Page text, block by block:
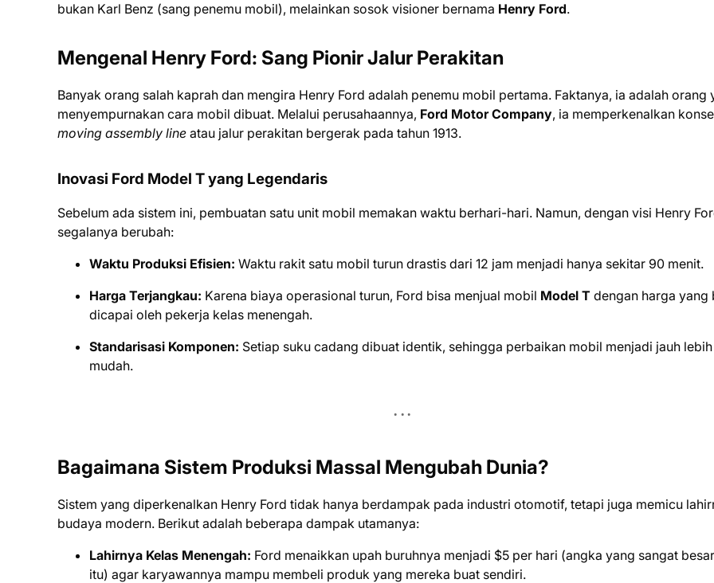
bukan Karl Benz (sang penemu mobil), melainkan sosok visioner bernama Henry Ford.
Mengenal Henry Ford: Sang Pionir Jalur Perakitan
Banyak orang salah kaprah dan mengira Henry Ford adalah penemu mobil pertama. Faktanya, ia adalah orang
menyempurnakan cara mobil dibuat. Melalui perusahaannya, Ford Motor Company, ia memperkenalkan
moving assembly line atau jalur perakitan bergerak pada tahun 1913.
Inovasi Ford Model T yang Legendaris
Sebelum ada sistem ini, pembuatan satu unit mobil memakan waktu berhari-hari. Namun, dengan visi Henry
segalanya berubah:
Waktu Produksi Efisien: Waktu rakit satu mobil turun drastis dari 12 jam menjadi hanya sekitar 90 menit.
Harga Terjangkau: Karena biaya operasional turun, Ford bisa menjual mobil Model T dengan harga yang
dicapai oleh pekerja kelas menengah.
Standarisasi Komponen: Setiap suku cadang dibuat identik, sehingga perbaikan mobil menjadi jauh lebih
mudah.
Bagaimana Sistem Produksi Massal Mengubah Dunia?
Sistem yang diperkenalkan Henry Ford tidak hanya berdampak pada industri otomotif, tetapi juga memicu
budaya modern. Berikut adalah beberapa dampak utamanya:
Lahirnya Kelas Menengah: Ford menaikkan upah buruhnya menjadi $5 per hari (angka yang sangat
itu) agar karyawannya mampu membeli produk yang mereka buat sendiri.